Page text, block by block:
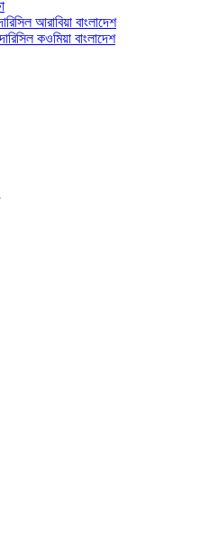
আরাবিয়া বাংলাদেশ
কওমিয়া বাংলাদেশ